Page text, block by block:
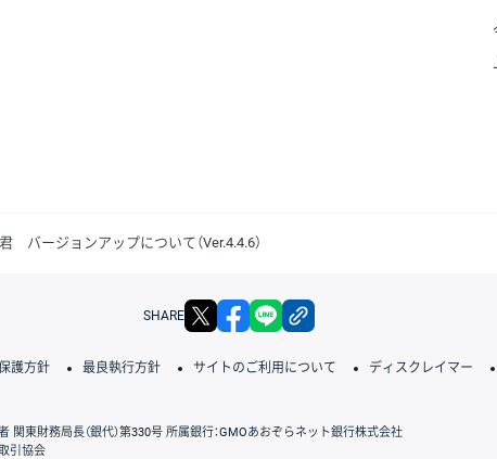
バージョンアップについて（Ver.4.4.6）
SHARE X facebook
護方針 最良執行方針 サイトのご利用について ディスクレイマー
東財務局長（銀代）第330号 所属銀行：GMOあおぞらネット銀行株式会社
引協会